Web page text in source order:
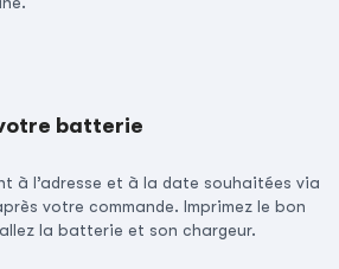
batterie
à l’adresse et à la date souhaitées via
votre commande. Imprimez le bon
la batterie et son chargeur.